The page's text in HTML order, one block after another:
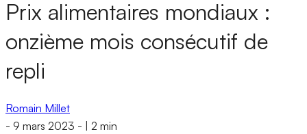
Prix alimentaires mondiaux :
onzième mois consécutif de
repli
Romain Millet
- 9 mars 2023 - 2 min